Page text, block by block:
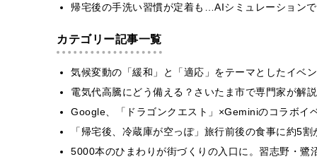
帰宅後の手洗い習慣が定着も…AIシミュレーション
カテゴリー記事一覧
気候変動の「緩和」と「適応」をテーマとしたイベ
電気代高騰にどう備える？さいたま市で専門家が解
Google、「ドラゴンクエスト」×Geminiのコラボイ
「帰宅後、冷蔵庫が空っぽ」旅行前後の食事に約5
5000本のひまわりが街づくりの入口に。習志野・